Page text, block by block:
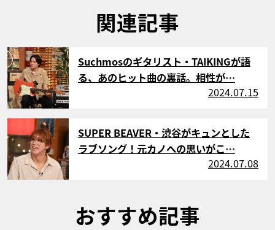
関連記事
サムネイル
Suchmosのギタリスト・TAIKINGが語
る、あのヒット曲の裏話。相性が…
2024.07.15
サムネイル
SUPER BEAVER・渋谷がキュンとした
ラブソング！元カノへの思いがこ…
2024.07.08
おすすめ記事